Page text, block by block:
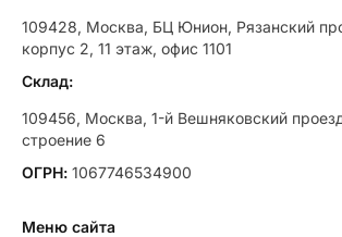
109428, Москва, БЦ Юнион, Рязанский
корпус 2, 11 этаж, офис 1101
Склад:
109456, Москва, 1-й Вешняковский
строение 6
ОГРН: 1067746534900
Меню сайта